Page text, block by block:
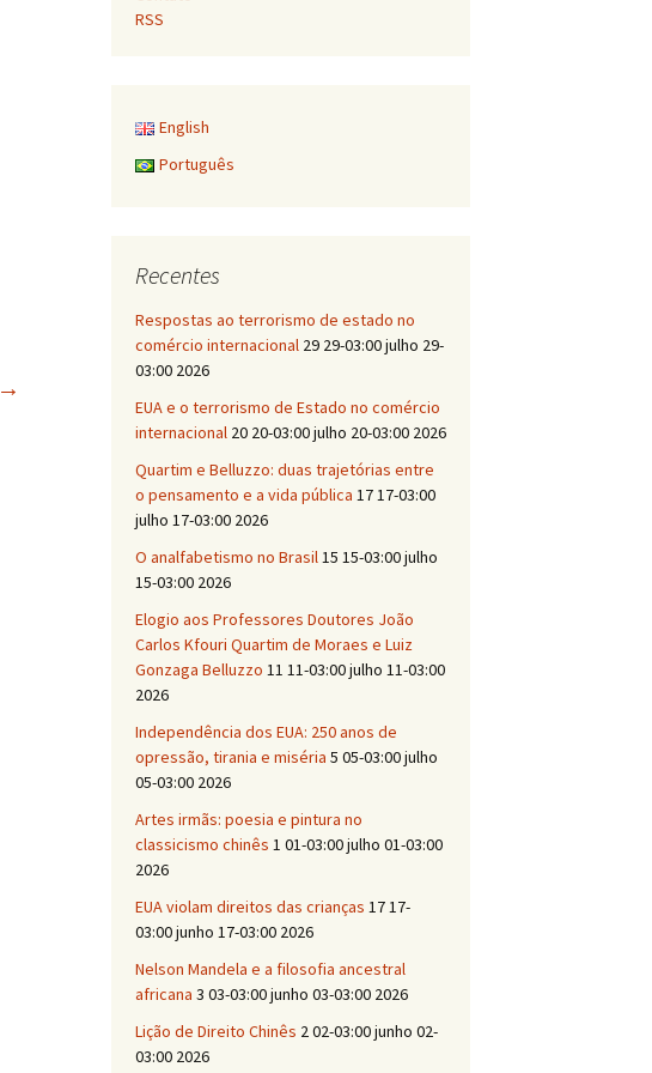
→
RSS
English
Português
Recentes
Respostas ao terrorismo de estado no
comércio internacional 29 29-03:00 julho 29-
03:00 2026
EUA e o terrorismo de Estado no comércio
internacional 20 20-03:00 julho 20-03:00 2026
Quartim e Belluzzo: duas trajetórias entre
o pensamento e a vida pública 17 17-03:00
julho 17-03:00 2026
O analfabetismo no Brasil15 15-03:00 julho
15-03:00 2026
Elogio aos Professores Doutores João
Carlos Kfouri Quartim de Moraes e Luiz
Gonzaga Belluzzo 11 11-03:00 julho 11-03:00
2026
Independência dos EUA: 250 anos de
opressão, tirania e miséria 5 05-03:00 julho
05-03:00 2026
Artes irmãs: poesia e pintura no
classicismo chinês 1 01-03:00 julho 01-03:00
2026
EUA violam direitos das crianças 17 17-
03:00 junho 17-03:00 2026
Nelson Mandela e a filosofia ancestral
africana 3 03-03:00 junho 03-03:00 2026
Lição de Direito Chinês 2 02-03:00 junho 02-
03:00 2026